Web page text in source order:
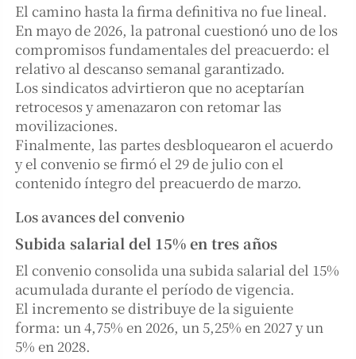
El camino hasta la firma definitiva no fue lineal.
En mayo de 2026, la patronal cuestionó uno de los
compromisos fundamentales del preacuerdo: el
relativo al descanso semanal garantizado.
Los sindicatos advirtieron que no aceptarían
retrocesos y amenazaron con retomar las
movilizaciones.
Finalmente, las partes desbloquearon el acuerdo
y el convenio se firmó el 29 de julio con el
contenido íntegro del preacuerdo de marzo.
Los avances del convenio
Subida salarial del 15% en tres años
El convenio consolida una subida salarial del 15%
acumulada durante el período de vigencia.
El incremento se distribuye de la siguiente
forma: un 4,75% en 2026, un 5,25% en 2027 y un
5% en 2028.